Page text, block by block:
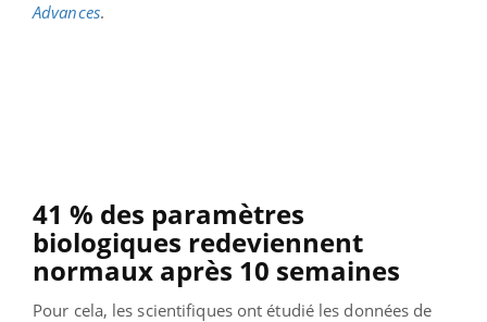
Advances.
41 % des paramètres
biologiques redeviennent
normaux après 10 semaines
Pour cela, les scientifiques ont étudié les données de